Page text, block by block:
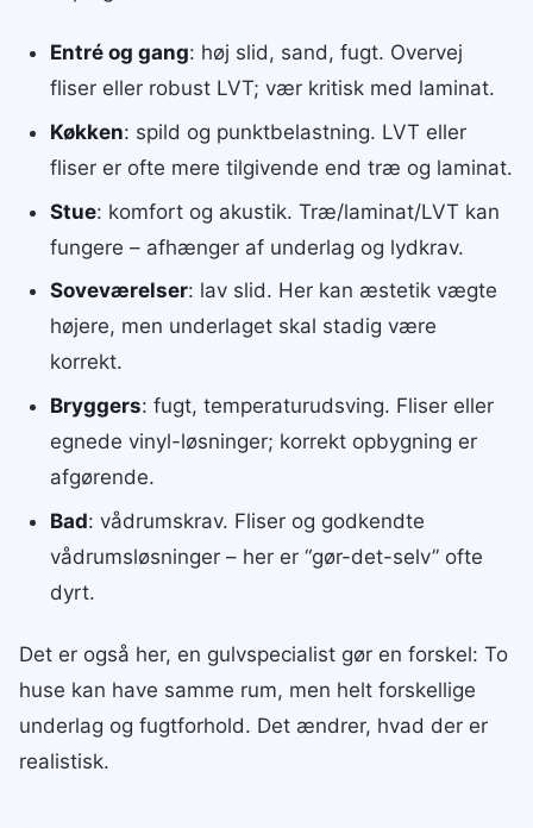
Entré og gang: høj slid, sand, fugt. Overvej
fliser eller robust LVT; vær kritisk med laminat.
Køkken: spild og punktbelastning. LVT eller
fliser er ofte mere tilgivende end træ og laminat.
Stue: komfort og akustik. Træ/laminat/LVT kan
fungere – afhænger af underlag og lydkrav.
Soveværelser: lav slid. Her kan æstetik vægte
højere, men underlaget skal stadig være
korrekt.
Bryggers: fugt, temperaturudsving. Fliser eller
egnede vinyl-løsninger; korrekt opbygning er
afgørende.
Bad: vådrumskrav. Fliser og godkendte
vådrumsløsninger – her er “gør-det-selv” ofte
dyrt.
Det er også her, en gulvspecialist gør en forskel: To
huse kan have samme rum, men helt forskellige
underlag og fugtforhold. Det ændrer, hvad der er
realistisk.